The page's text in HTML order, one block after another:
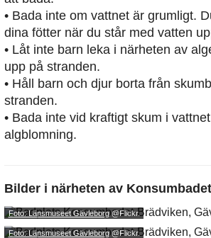
• Bada inte om vattnet är grumligt.
dina fötter när du står med vatten
• Låt inte barn leka i närheten av
upp på stranden.
• Håll barn och djur borta från
stranden.
• Bada inte vid kraftigt skum i
algblomning.
Bilder i närheten av
Foto: Länsmuseet Gävleborg@Flickr.
Foto: Länsmuseet Gävleborg@Flickr.